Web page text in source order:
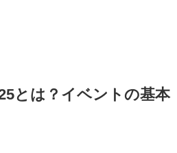
とは？イベントの基本